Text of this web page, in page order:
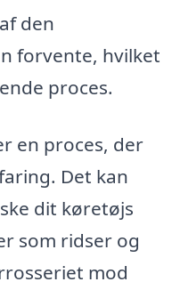
den
forvente, hvilket
proces.
en proces, der
Det kan
dit køretøjs
som ridser og
mod